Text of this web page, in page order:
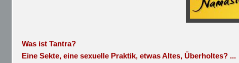
Was ist Tantra?
Eine Sekte, eine sexuelle Praktik, etwas Altes, Überholtes? ...